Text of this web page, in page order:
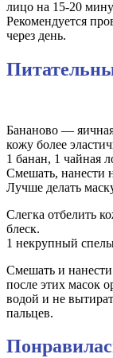
лицо на 15-20
Рекомендуется
через день.
Бананово —
кожу более
1 банан, 1 чайная
Смешать, нанести
Лучше делать
Слегка отбелить
блеск.
1 некрупный
Смешать и
после этих масок
водой и не
пальцев.